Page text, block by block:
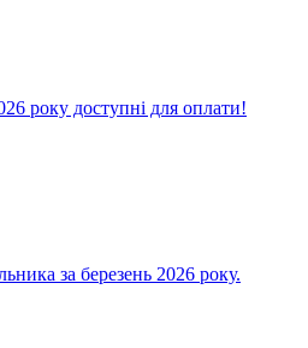
року доступні для оплати!
за березень 2026 року.